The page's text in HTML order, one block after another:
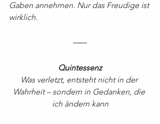
Gaben annehmen. Nur das Freudige ist
wirklich.
Quintessenz
Was verletzt, entsteht nicht in der
Wahrheit – sondern in Gedanken, die
ich ändern kann